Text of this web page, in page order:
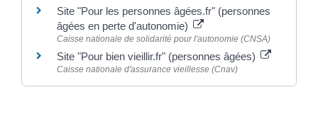
Site "Pour les personnes âgées.fr" (personnes
âgées en perte d'autonomie)
Caisse nationale de solidarité pour l'autonomie (CNSA)
Site "Pour bien vieillir.fr" (personnes âgées)
Caisse nationale d'assurance vieillesse (Cnav)